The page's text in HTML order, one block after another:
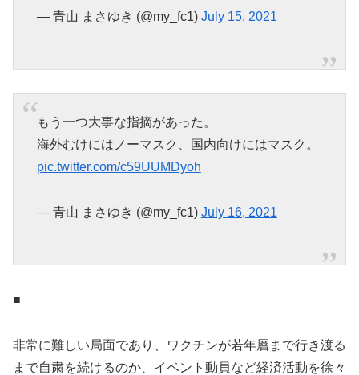
— 青山 まさゆき (@my_fc1) July 15, 2021
もう一つ大事な指摘があった。
海外むけにはノーマスク、国内向けにはマスク。
pic.twitter.com/c59UUMDyoh
— 青山 まさゆき (@my_fc1) July 16, 2021
■
非常に難しい局面であり、ワクチンが若年層まで行き渡る
まで自粛を続けるのか、イベント動員など経済活動を徐々